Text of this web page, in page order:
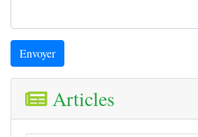
Envoyer
Articles